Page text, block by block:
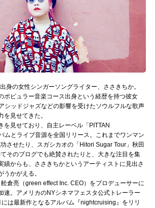
ァンディング
ィ
身の女性シンガーソングライター、ささきちか。
ポピュラー音楽コース出身という経歴を持つ彼女
シッドジャズなどの影響を受けたソウルフルな歌声
見せてきた。
を見せており、自主レーベル「PITTAN
ムとライブ音源を全国リリース。これまでワンマン
させたり、スガシカオの「Hitori Sugar Tour」秋田
そのブログでも絶賛されたりと、大きな注目を集
績からも、ささきちかというアーティストに見出さ
かがえる。
倉亮（green effect Inc. CEO）をプロデューサーに
速。アメリカのNYシネマフェスタ公式トレーラー
は最新作となるアルバム『nightcruising』をリリ